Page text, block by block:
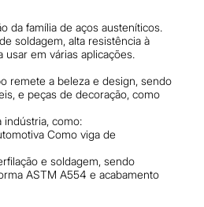
da família de aços austeníticos.
soldagem, alta resistência à
em várias aplicações.
remete a beleza e design, sendo
e peças de decoração, como
indústria, como:
Como viga de
e soldagem, sendo
ASTM A554 e acabamento